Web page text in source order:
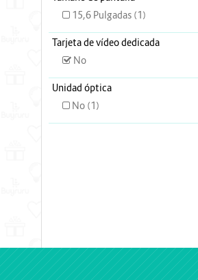
15,6 Pulgadas (1)
Tarjeta de vídeo dedicada
No
Unidad óptica
No (1)